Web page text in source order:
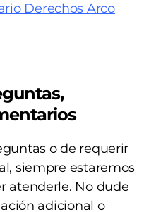
Derechos Arco
o de requerir
siempre estaremos
atenderle. No dude
adicional o